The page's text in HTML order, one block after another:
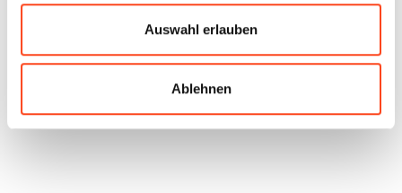
Auswahl erlauben
Ablehnen